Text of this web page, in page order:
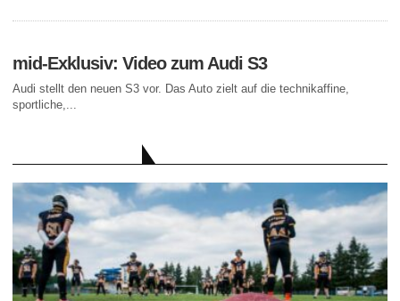
mid-Exklusiv: Video zum Audi S3
Audi stellt den neuen S3 vor. Das Auto zielt auf die technikaffine,
sportliche,...